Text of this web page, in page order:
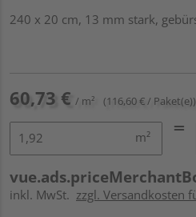
240 x 20 cm, 13 mm stark,
60,73 € / m² (116,60 € / Paket(e))
m²
inkl. MwSt. zzgl. Versandkosten